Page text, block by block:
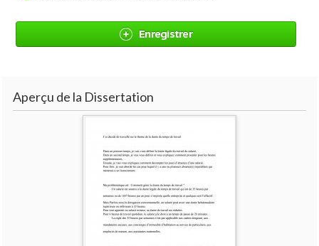
Enregistrer
Aperçu de la Dissertation